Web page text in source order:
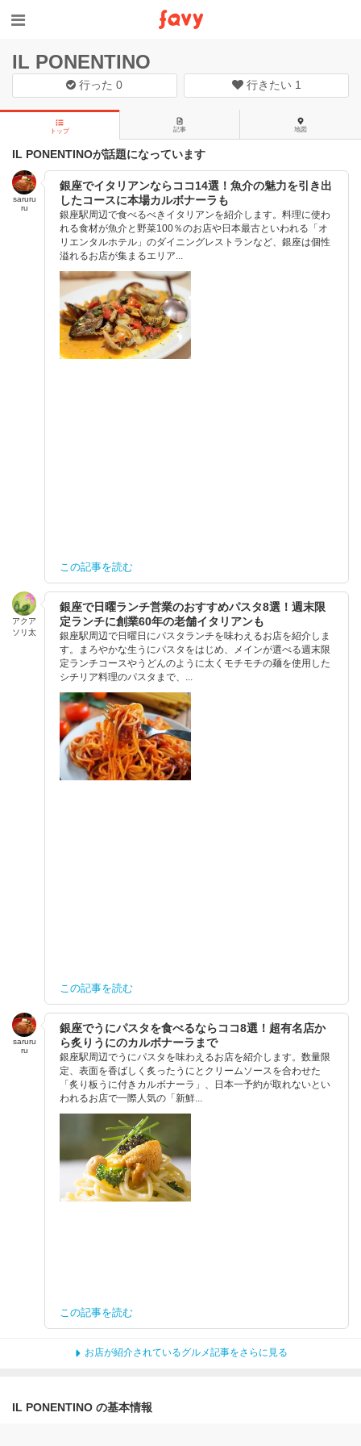
IL PONENTINO
行った0 行きたい 1
トップ 記事 地図
IL PONENTINOが話題になっています
saruru
ru
銀座でイタリアンならココ14選！魚介の魅力を引き出
したコースに本場カルボナーラも
銀座駅周辺で食べるべきイタリアンを紹介します。料理に使わ
れる食材が魚介と野菜100％のお店や日本最古といわれる「オ
リエンタルホテル」のダイニングレストランなど、銀座は個性
溢れるお店が集まるエリア...
この記事を読む
アクア
ソリ太
銀座で日曜ランチ営業のおすすめパスタ8選！週末限
定ランチに創業60年の老舗イタリアンも
銀座駅周辺で日曜日にパスタランチを味わえるお店を紹介しま
す。まろやかな生うにパスタをはじめ、メインが選べる週末限
定ランチコースやうどんのように太くモチモチの麺を使用した
シチリア料理のパスタまで、...
この記事を読む
saruru
ru
銀座でうにパスタを食べるならココ8選！超有名店か
ら炙りうにのカルボナーラまで
銀座駅周辺でうにパスタを味わえるお店を紹介します。数量限
定、表面を香ばしく炙ったうにとクリームソースを合わせた
「炙り板うに付きカルボナーラ」、日本一予約が取れないとい
われるお店で一際人気の「新鮮...
この記事を読む
お店が紹介されているグルメ記事をさらに見る
IL PONENTINO の基本情報